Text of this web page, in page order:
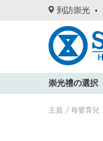
到訪崇光
崇光禮の選択
主頁 母嬰育兒